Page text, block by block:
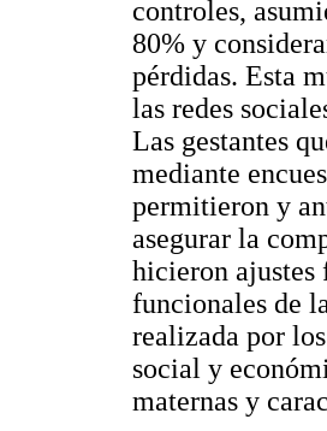
controles,
80% y
pérdidas. Esta
las redes
Las gestantes
mediante
permitieron y
asegurar la
hicieron ajustes
funcionales de
realizada por
social y
maternas y